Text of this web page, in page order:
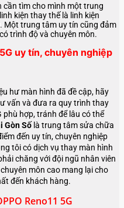
cần tìm cho mình một trung
kiện thay thế là linh kiện
Một trung tâm uy tín cũng đảm
trình độ và chuyên môn.
uy tín, chuyên nghiệp
hư màn hình đã đề cập, hãy
vấn và đưa ra quy trình thay
phù hợp, tránh để lâu có thể
Gòn Số là trung tâm sửa chữa
đến uy tín, chuyên nghiệp
tôi có dịch vụ thay màn hình
chăng với đội ngũ nhân viên
môn cao mang lại cho
đến khách hàng.
Reno11 5G